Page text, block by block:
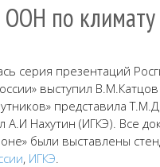
по
серия презентаций
выступил
представила
А.И Нахутин (ИГКЭ). Все
были выставлены
, ИГКЭ.